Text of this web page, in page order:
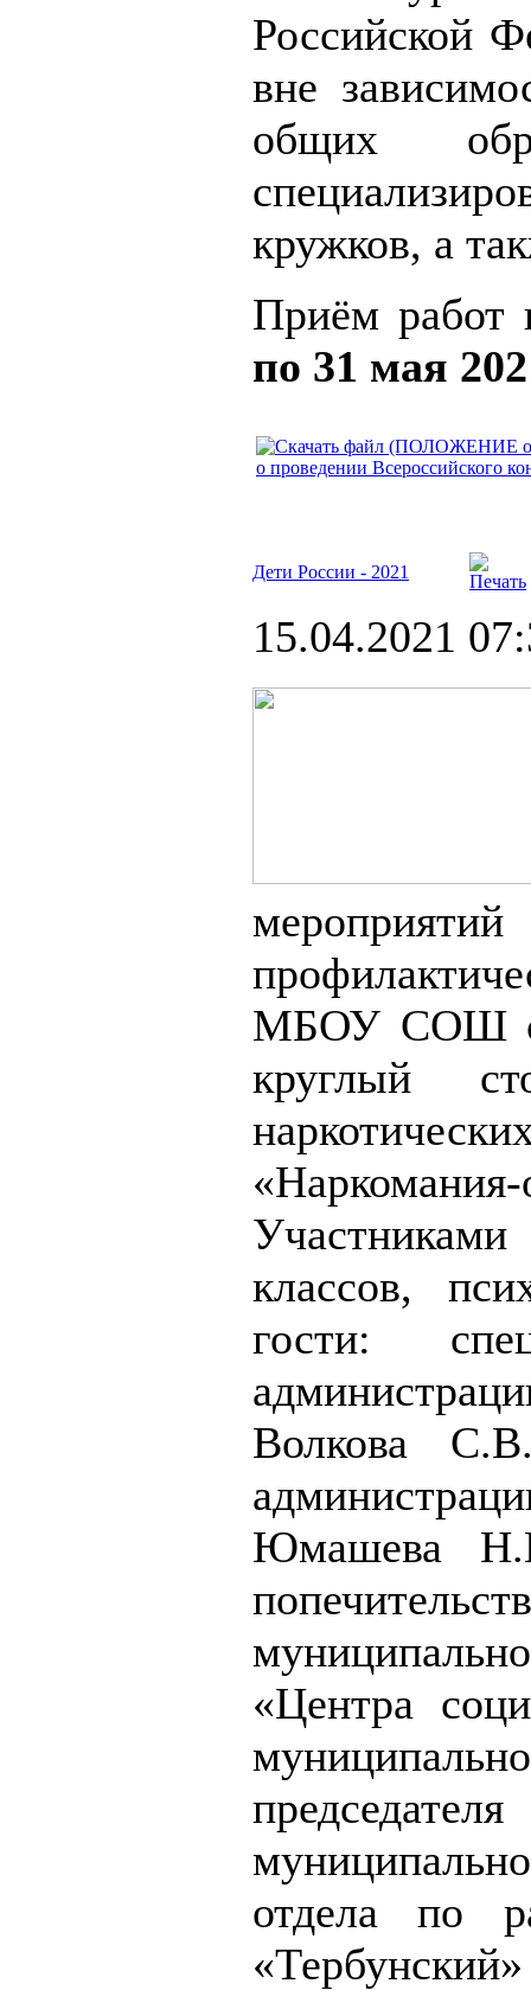
Российской
вне
общих
кружков, а
Приём работ
по 31 мая
о проведении Всероссийского
Дети России - 2021
15.04.2021
МБОУ СОШ с.
круглый
классов,
гости:
Волкова
Юмашева
«Центра
отдела по